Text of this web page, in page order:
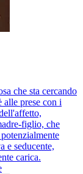
che sta cercando
prese con i
figlio, che
e seducente,
carica.